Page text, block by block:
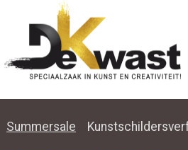
Summersale